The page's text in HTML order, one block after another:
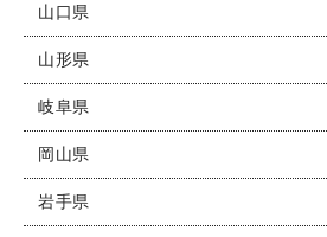
山口県
山形県
岐阜県
岡山県
岩手県